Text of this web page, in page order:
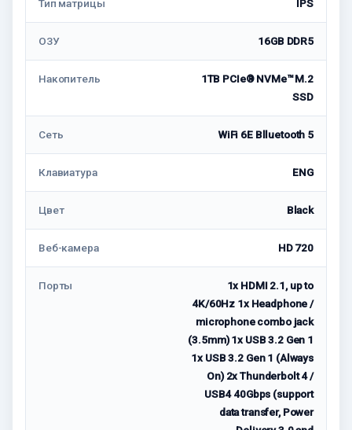
Тип матрицы IPS
ОЗУ 16GB DDR5
Накопитель
1TB PCIe® NVMe™ M.2
SSD
Сеть WiFi 6E Blluetooth 5
Клавиатура ENG
Цвет Black
Веб-камера HD 720
Порты
1x HDMI 2.1, up to
4K/60Hz 1x Headphone /
microphone combo jack
(3.5mm) 1x USB 3.2 Gen 1
1x USB 3.2 Gen 1 (Always
On) 2x Thunderbolt 4 /
USB4 40Gbps (support
data transfer, Power